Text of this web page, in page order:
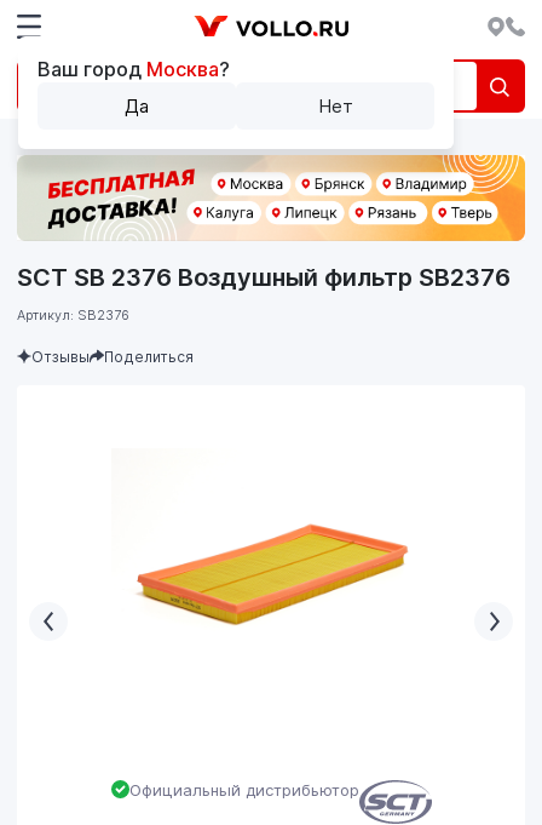
Официальный дистрибьютор
SCT SB 2376 Воздушный фильтр SB2376
Артикул: SB2376
Отзывы Поделиться
Ваш город Москва?
Да Нет